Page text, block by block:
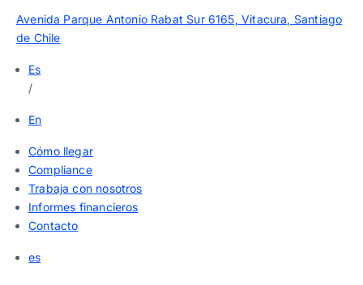
Avenida Parque Antonio Rabat Sur 6165, Vitacura, Santiago
de Chile
Es
/
En
Cómo llegar
Compliance
Trabaja con nosotros
Informes financieros
Contacto
es